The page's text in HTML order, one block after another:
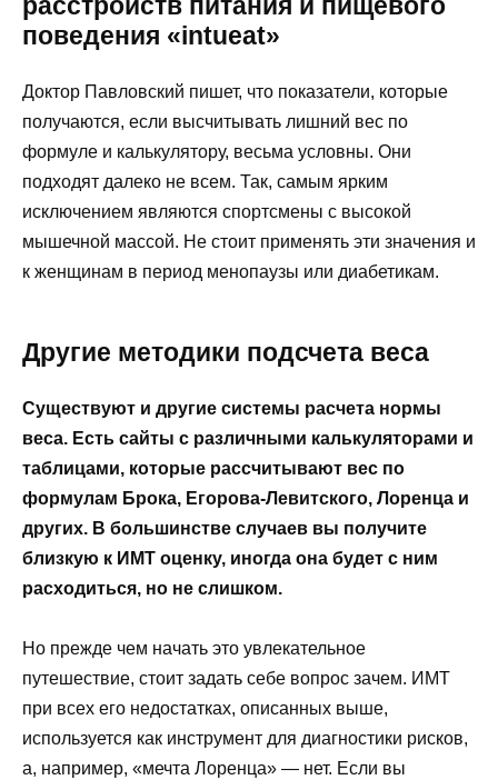
поведения «intueat»
Доктор Павловский пишет, что показатели, которые
получаются, если высчитывать лишний вес по
формуле и калькулятору, весьма условны. Они
подходят далеко не всем. Так, самым ярким
исключением являются спортсмены с высокой
мышечной массой. Не стоит применять эти значения и
к женщинам в период менопаузы или диабетикам.
Другие методики подсчета веса
Существуют и другие системы расчета нормы
веса. Есть сайты с различными калькуляторами и
таблицами, которые рассчитывают вес по
формулам Брока, Егорова-Левитского, Лоренца и
других. В большинстве случаев вы получите
близкую к ИМТ оценку, иногда она будет с ним
расходиться, но не слишком.
Но прежде чем начать это увлекательное
путешествие, стоит задать себе вопрос зачем. ИМТ
при всех его недостатках, описанных выше,
используется как инструмент для диагностики рисков,
а, например, «мечта Лоренца» — нет. Если вы